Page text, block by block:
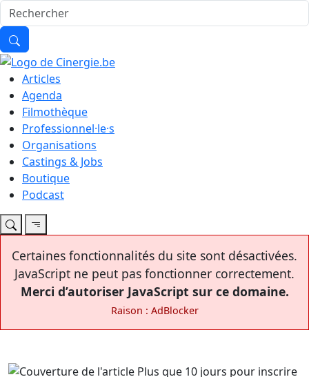
Articles
Agenda
Filmothèque
Professionnel·le·s
Organisations
Castings & Jobs
Boutique
Podcast
Certaines fonctionnalités du site sont désactivées.
JavaScript ne peut pas fonctionner correctement.
Merci d’autoriser JavaScript sur ce domaine.
Raison : AdBlocker